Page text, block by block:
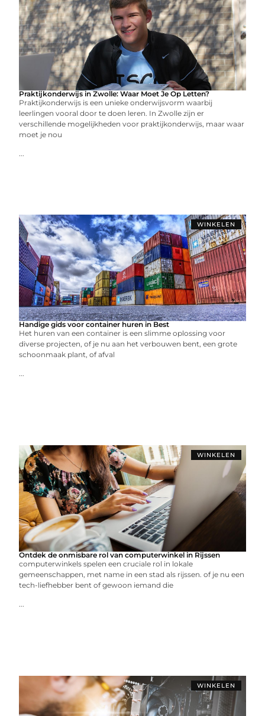
Praktijkonderwijs in Zwolle: Waar Moet Je Op Letten?
Praktijkonderwijs is een unieke onderwijsvorm waarbij
leerlingen vooral door te doen leren. In Zwolle zijn er
verschillende mogelijkheden voor praktijkonderwijs, maar waar
moet je nou
...
WINKELEN
Handige gids voor container huren in Best
Het huren van een container is een slimme oplossing voor
diverse projecten, of je nu aan het verbouwen bent, een grote
schoonmaak plant, of afval
...
WINKELEN
Ontdek de onmisbare rol van computerwinkel in Rijssen
computerwinkels spelen een cruciale rol in lokale
gemeenschappen, met name in een stad als rijssen. of je nu een
tech-liefhebber bent of gewoon iemand die
...
WINKELEN